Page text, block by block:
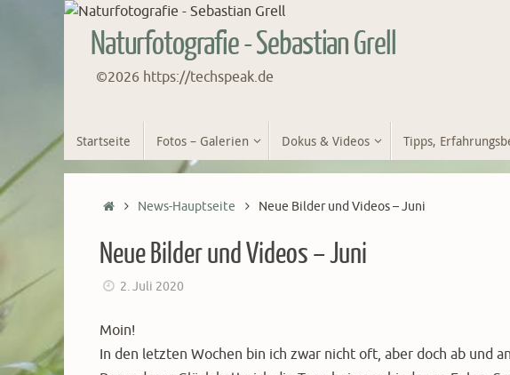
Naturfotografie - Sebastian Grell
©2026 https://techspeak.de
Zum
Inhalt
Startseite Fotos – Galerien Dokus & Videos Tipps,
StartNews-Hauptseite Neue Bilder und Videos – Juni
Neue Bilder und Videos – Juni
2. Juli 2020
Moin!
In den letzten Wochen bin ich zwar nicht oft, aber doch ab und